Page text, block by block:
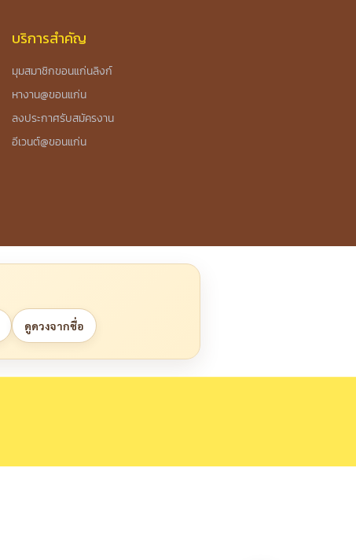
บริการสำคัญ
มุมสมาชิกขอนแก่นลิงก์
หางาน@ขอนแก่น
ลงประกาศรับสมัครงาน
อีเวนต์@ขอนแก่น
ดูดวงจากชื่อ